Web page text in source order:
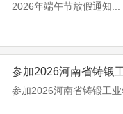
2026年端午节放假通知...
参加2026河南省铸锻
参加2026河南省铸锻工